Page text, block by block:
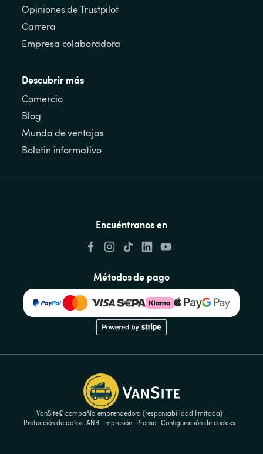
Opiniones de Trustpilot
Carrera
Empresa colaboradora
Descubrir más
Comercio
Blog
Mundo de ventajas
Boletin informativo
Encuéntranos en
Métodos de pago
VanSite© compañía emprendedora (responsabilidad limitada)
Protección de datos ANB Impresión Prensa Configuración de cookies